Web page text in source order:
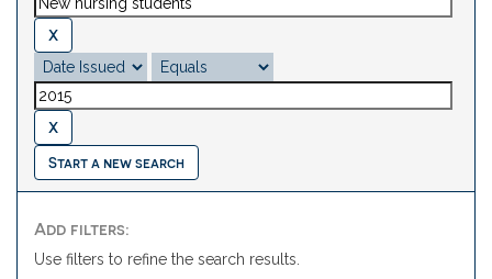
Start a new search
Add filters:
Use filters to refine the search results.